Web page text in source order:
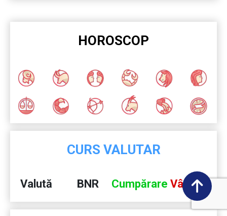
HOROSCOP
CURS VALUTAR
Valută BNR Cumpărare Vânzare